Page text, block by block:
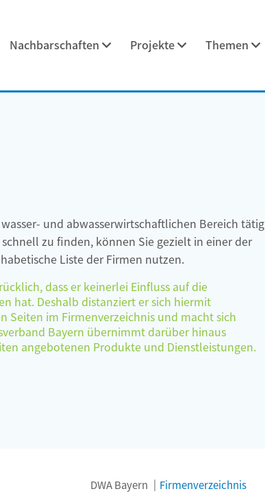
Nachbarschaften Projekte Themen
und abwasserwirtschaftlichen Bereich tätig
zu finden, können Sie gezielt in einer der
Liste der Firmen nutzen.
dass er keinerlei Einfluss auf die
hat. Deshalb distanziert er sich hiermit
im Firmenverzeichnis und macht sich
Bayern übernimmt darüber hinaus
angebotenen Produkte und Dienstleistungen.
DWA Bayern Firmenverzeichnis